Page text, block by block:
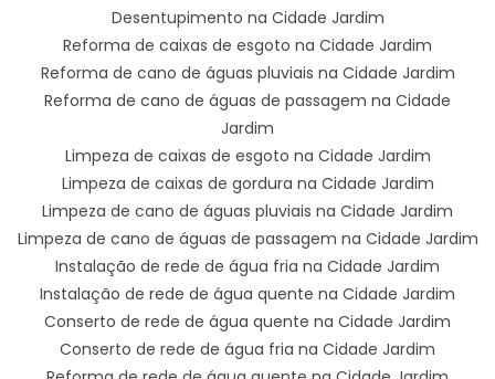
Desentupimento na Cidade Jardim
Reforma de caixas de esgoto na Cidade Jardim
Reforma de cano de águas pluviais na Cidade Jardim
Reforma de cano de águas de passagem na Cidade
Jardim
Limpeza de caixas de esgoto na Cidade Jardim
Limpeza de caixas de gordura na Cidade Jardim
Limpeza de cano de águas pluviais na Cidade Jardim
Limpeza de cano de águas de passagem na Cidade Jardim
Instalação de rede de água fria na Cidade Jardim
Instalação de rede de água quente na Cidade Jardim
Conserto de rede de água quente na Cidade Jardim
Conserto de rede de água fria na Cidade Jardim